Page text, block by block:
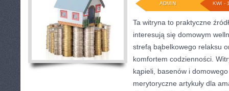
KWI -
ADMIN
Ta witryna to praktyczne
interesują się domowym
strefą bąbelkowego relaksu
komfortem codzienności.
kąpieli, basenów i
merytoryczne artykuły dla